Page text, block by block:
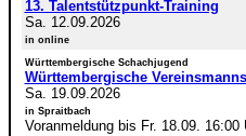
13. Talentstützpunkt-Training
Sa. 12.09.2026
in online
Württembergische Schachjugend
Württembergische
Sa. 19.09.2026
in Spraitbach
Voranmeldung bis Fr. 18.09. 16:00